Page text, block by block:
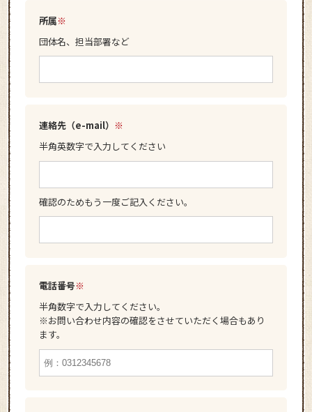
所属※
団体名、担当部署など
連絡先（e-mail） ※
半角英数字で入力してください
確認のためもう一度ご記入ください。
電話番号※
半角数字で入力してください。
※お問い合わせ内容の確認をさせていただく場合もあり
ます。